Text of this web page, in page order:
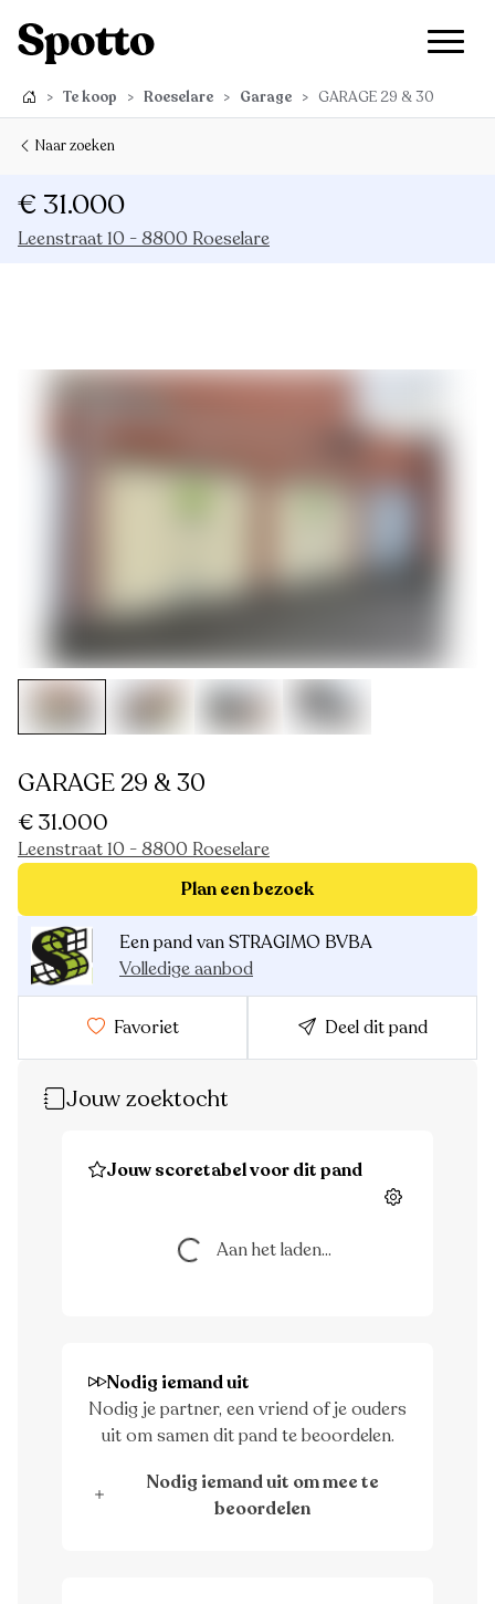
> Te koop > Roeselare > Garage > GARAGE 29 & 30
Naar zoeken
€ 31.000
Leenstraat 10 - 8800 Roeselare
GARAGE 29 & 30
€ 31.000
Leenstraat 10 - 8800 Roeselare
Plan een bezoek
Een pand van STRAGIMO BVBA
Volledige aanbod
Favoriet Deel dit pand
Jouw zoektocht
Jouw scoretabel voor dit pand
Instellingen
Aan het laden... Aan het laden...
Nodig iemand uit
Nodig je partner, een vriend of je ouders
uit om samen dit pand te beoordelen.
Nodig iemand uit om mee te
beoordelen